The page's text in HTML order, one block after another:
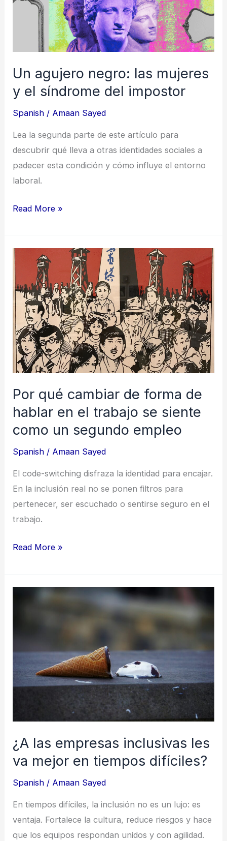
Un agujero negro: las mujeres
y el síndrome del impostor
Spanish / Amaan Sayed
Lea la segunda parte de este artículo para
descubrir qué lleva a otras identidades sociales a
padecer esta condición y cómo influye el entorno
laboral.
mujeres
síndrome
del
impostor
Read More »
Por qué cambiar de forma de
hablar en el trabajo se siente
como un segundo empleo
Spanish / Amaan Sayed
El code-switching disfraza la identidad para encajar.
En la inclusión real no se ponen filtros para
pertenecer, ser escuchado o sentirse seguro en el
trabajo.
Por
qué
cambiar
de
forma
de
hablar
en
trabajo
se
como
un
segundo
empleo
Read More »
¿A las empresas inclusivas les
va mejor en tiempos difíciles?
Spanish / Amaan Sayed
En tiempos difíciles, la inclusión no es un lujo: es
ventaja. Fortalece la cultura, reduce riesgos y hace
que los equipos respondan unidos y con agilidad.
les
va
mejor